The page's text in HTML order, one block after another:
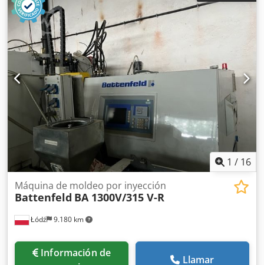
Dcsdpsy Ew Dwsfx Af Aek DETALLES TÉCNICOS Fuerza de
cierre: 60 toneladas Diámetro del husillo: 30 mm Peso de
inyección: 77,1 g DETALLES DE LA MÁQUINA Horas de
funcionamiento: 13.184 h Nota: Al comprar varios artículos
de la misma ubicación (ver ofertas más abajo), se le
aplicarán las condiciones más ventajosas para desmontaje
y carga.
1 / 16
Łódź 9.180 km
Máquina de moldeo por inyección
Battenfeld BA 1300V/315 V-R
Información de
Llamar